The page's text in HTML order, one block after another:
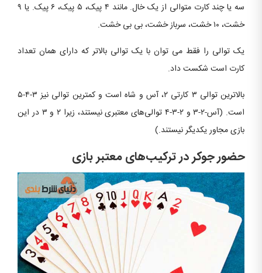
سه یا چند کارت متوالی از یک خال. مانند ۴ پیک، ۵ پیک، ۶ پیک. یا ۹
خشت، ۱۰ خشت، سرباز خشت، بی بی خشت.
یک توالی را فقط می توان با یک توالی بالاتر که دارای همان تعداد
کارت است شکست داد.
بالاترین توالی ۳ کارتی ۲، آس و شاه است و کمترین توالی نیز ۳-۴-۵
است. (آس-۲-۳ و ۲-۳-۴ توالی‌های معتبری نیستند، زیرا ۲ و ۳ در این
بازی مجاور یکدیگر نیستند.)
حضور جوکر در ترکیب‌های معتبر بازی